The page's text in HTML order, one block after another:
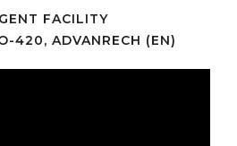
FACILITY
420, ADVANRECH (EN)